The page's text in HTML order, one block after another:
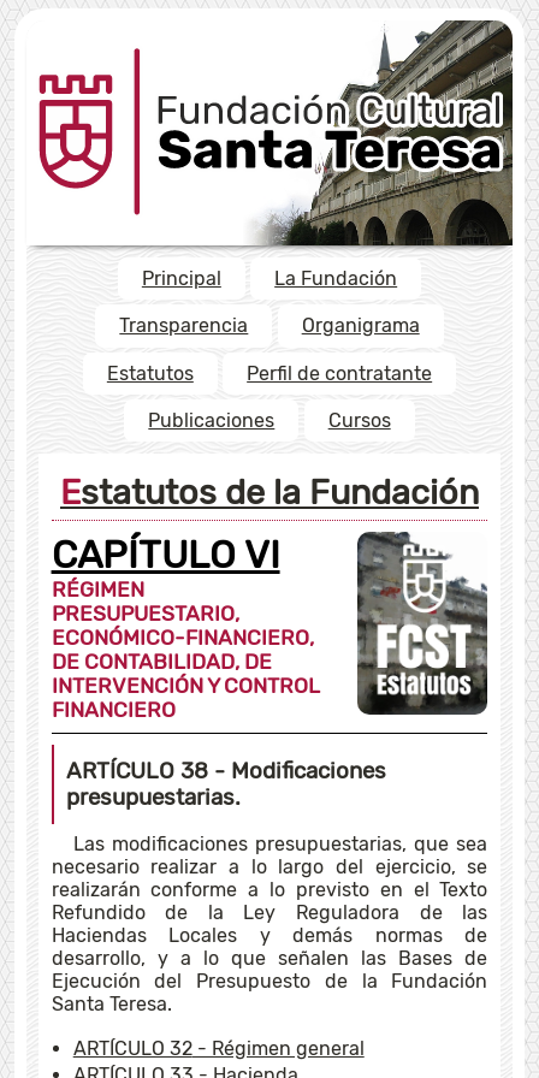
Principal La Fundación
Transparencia Organigrama
Estatutos Perfil de contratante
Publicaciones Cursos
Estatutos de la Fundación
CAPÍTULO VI
RÉGIMEN
PRESUPUESTARIO,
ECONÓMICO-FINANCIERO,
DE CONTABILIDAD, DE
INTERVENCIÓN Y CONTROL
FINANCIERO
ARTÍCULO 38 - Modificaciones
presupuestarias.
Las modificaciones presupuestarias, que sea
necesario realizar a lo largo del ejercicio, se
realizarán conforme a lo previsto en el Texto
Refundido de la Ley Reguladora de las
Haciendas Locales y demás normas de
desarrollo, y a lo que señalen las Bases de
Ejecución del Presupuesto de la Fundación
Santa Teresa.
ARTÍCULO 32- Régimen general